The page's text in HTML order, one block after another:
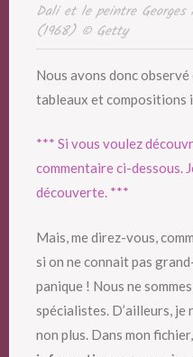
Dali et le peintre
(1968) © Getty
Nous avons donc observé
tableaux et compositions
*** Si vous voulez
commentaire ci-dessous.
découverte. ***
Mais, me direz-vous,
si on ne connait pas
panique ! Nous ne
spécialistes. D’ailleurs, je
non plus. Dans mon